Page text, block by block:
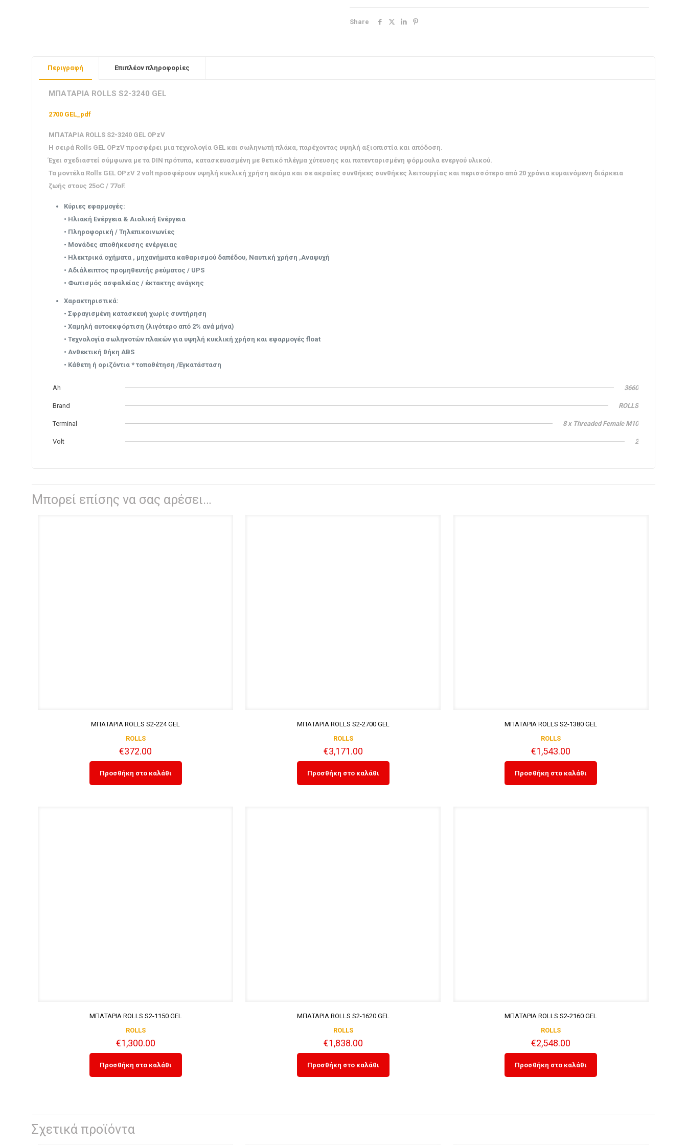
Share
Περιγραφή Επιπλέον πληροφορίες
ΜΠΑΤΑΡΙΑ ROLLS S2-3240 GEL
2700 GEL_pdf
ΜΠΑΤΑΡΙΑ ROLLS S2-3240 GEL OPzV
Η σειρά Rolls GEL OPzV προσφέρει μια τεχνολογία GEL και σωληνωτή πλάκα, παρέχοντας υψηλή αξιοπιστία και απόδοση.
Έχει σχεδιαστεί σύμφωνα με τα DIN πρότυπα, κατασκευασμένη με θετικό πλέγμα χύτευσης και πατενταρισμένη φόρμουλα ενεργού υλικού.
Τα μοντέλα Rolls GEL OPzV 2 volt προσφέρουν υψηλή κυκλική χρήση ακόμα και σε ακραίες συνθήκες συνθήκες λειτουργίας και περισσότερο από 20 χρόνια κυμαινόμενη διάρκεια
ζωής στους 25oC / 77oF.
Κύριες εφαρμογές:
• Ηλιακή Ενέργεια & Αιολική Ενέργεια
• Πληροφορική / Τηλεπικοινωνίες
• Μονάδες αποθήκευσης ενέργειας
• Ηλεκτρικά οχήματα , μηχανήματα καθαρισμού δαπέδου, Ναυτική χρήση ,Αναψυχή
• Αδιάλειπτος προμηθευτής ρεύματος / UPS
• Φωτισμός ασφαλείας / έκτακτης ανάγκης
Χαρακτηριστικά:
• Σφραγισμένη κατασκευή χωρίς συντήρηση
• Χαμηλή αυτοεκφόρτιση (λιγότερο από 2% ανά μήνα)
• Τεχνολογία σωληνοτών πλακών για υψηλή κυκλική χρήση και εφαρμογές float
• Ανθεκτική θήκη ABS
• Κάθετη ή οριζόντια * τοποθέτηση /Εγκατάσταση
Ah 3660
Brand ROLLS
Terminal 8 x Threaded Female M10
Volt 2
Μπορεί επίσης να σας αρέσει…
ΜΠΑΤΑΡΙΑ ROLLS S2-224 GEL
ROLLS
€372.00
Προσθήκη στο καλάθι
ΜΠΑΤΑΡΙΑ ROLLS S2-2700 GEL
ROLLS
€3,171.00
Προσθήκη στο καλάθι
ΜΠΑΤΑΡΙΑ ROLLS S2-1380 GEL
ROLLS
€1,543.00
Προσθήκη στο καλάθι
ΜΠΑΤΑΡΙΑ ROLLS S2-1150 GEL
ROLLS
€1,300.00
Προσθήκη στο καλάθι
ΜΠΑΤΑΡΙΑ ROLLS S2-1620 GEL
ROLLS
€1,838.00
Προσθήκη στο καλάθι
ΜΠΑΤΑΡΙΑ ROLLS S2-2160 GEL
ROLLS
€2,548.00
Προσθήκη στο καλάθι
Σχετικά προϊόντα